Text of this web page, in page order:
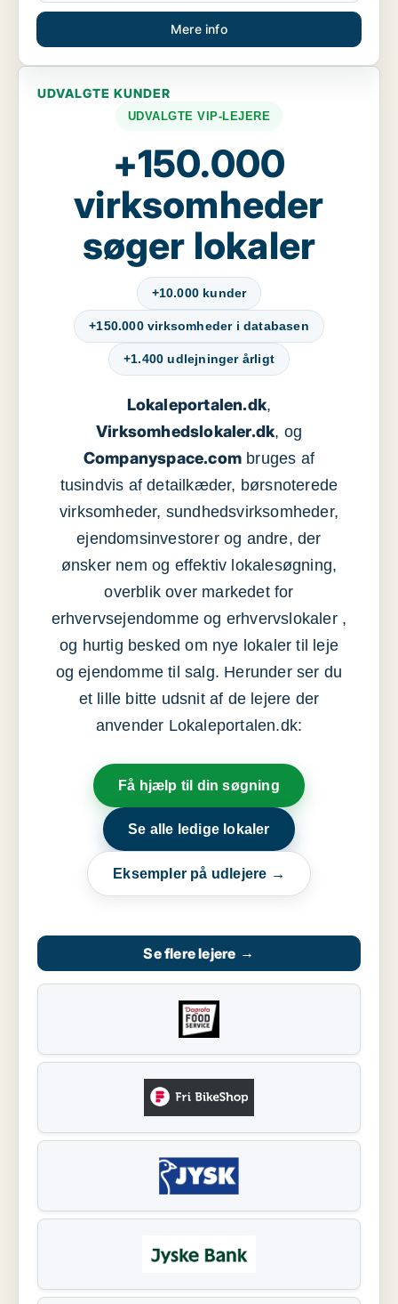
Mere info
UDVALGTE KUNDER
UDVALGTE VIP-LEJERE
+150.000
virksomheder
søger lokaler
+10.000 kunder
+150.000 virksomheder i databasen
+1.400 udlejninger årligt
Lokaleportalen.dk,
Virksomhedslokaler.dk, og
Companyspace.com bruges af
tusindvis af detailkæder, børsnoterede
virksomheder, sundhedsvirksomheder,
ejendomsinvestorer og andre, der
ønsker nem og effektiv lokalesøgning,
overblik over markedet for
erhvervsejendomme og erhvervslokaler ,
og hurtig besked om nye lokaler til leje
og ejendomme til salg. Herunder ser du
et lille bitte udsnit af de lejere der
anvender Lokaleportalen.dk:
Få hjælp til din søgning
Se alle ledige lokaler
Eksempler på udlejere →
Se flere lejere →